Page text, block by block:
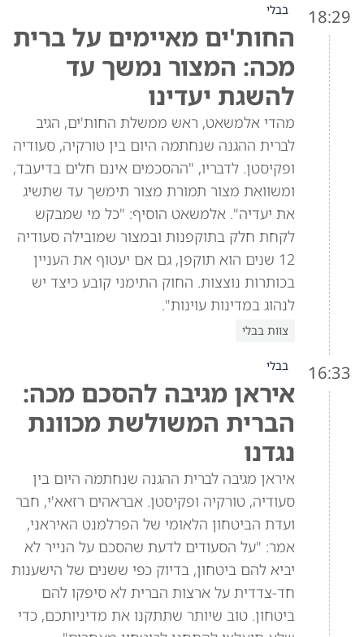
18:29 בבלי
החות'ים מאיימים על ברית
מכה: המצור נמשך עד
להשגת יעדינו
מהדי אלמשאט, ראש ממשלת החות'ים, הגיב
לברית ההגנה שנחתמה היום בין טורקיה, סעודיה
ופקיסטן. לדבריו, "ההסכמים אינם חלים בדיעבד,
ומשוואת מצור תמורת מצור תימשך עד שתשיג
את יעדיה". אלמשאט הוסיף: "כל מי שמבקש
לקחת חלק בתוקפנות ובמצור שמובילה סעודיה
12 שנים הוא תוקפן, גם אם יעטוף את העניין
בכותרות נוצצות. החוק התימני קובע כיצד יש
לנהוג במדינות עוינות".
צוות בבלי
16:33 בבלי
איראן מגיבה להסכם מכה:
הברית המשולשת מכוונת
נגדנו
איראן מגיבה לברית ההגנה שנחתמה היום בין
סעודיה, טורקיה ופקיסטן. אבראהים רזאא'י, חבר
ועדת הביטחון הלאומי של הפרלמנט האיראני,
אמר: "על הסעודים לדעת שהסכם על הנייר לא
יביא להם ביטחון, בדיוק כפי ששנים של הישענות
חד-צדדית על ארצות הברית לא סיפקו להם
ביטחון. טוב שיותר שתתקנו את מדיניותכם, כדי